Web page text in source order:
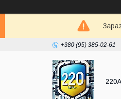
+380 (95) 385-02-61